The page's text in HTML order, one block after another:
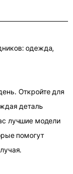
одежда,
Откройте для
деталь
лучшие модели
помогут